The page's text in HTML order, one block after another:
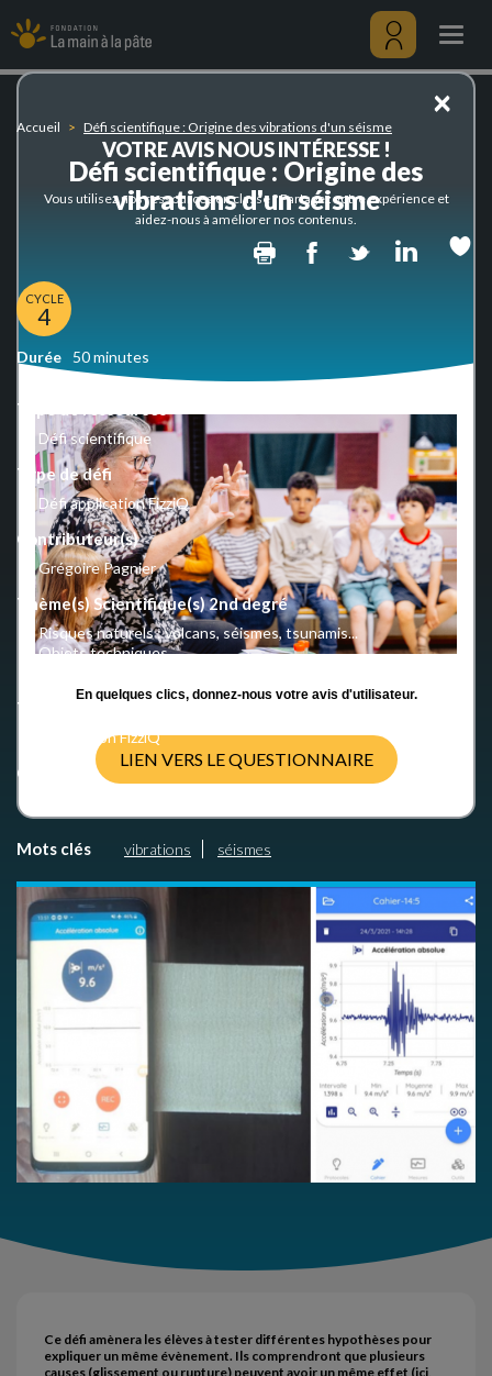
scientifique
Origine
vibrations
au
contenu
principal
Menu
Accueil Défi scientifique : Origine des vibrations d'un séisme
Défi scientifique : Origine des
vibrations d'un séisme
Print Facebook
Twitter
CYCLE
4
Durée 50 minutes
Type de ressources
Défi scientifique
Type de défi
Défi application FizziQ
Contributeur(s)
Grégoire Pagnier
Thème(s) Scientifique(s) 2nd degré
Risques naturels : volcans, séismes, tsunamis...
Objets techniques
Thème(s) pédagogique(s) 2nd degré
Application FizziQ
Crédits
Mots clés vibrations séismes
Ce défi amènera les élèves à tester différentes hypothèses pour
expliquer un même évènement. Ils comprendront que plusieurs
causes (glissement ou rupture) peuvent avoir un même effet (ici,
×
VOTRE AVIS NOUS INTÉRESSE !
Vous utilisez nos ressources en classe ? Partagez votre expérience et
aidez-nous à améliorer nos contenus.
En quelques clics, donnez-nous votre avis d'utilisateur.
LIEN VERS LE QUESTIONNAIRE